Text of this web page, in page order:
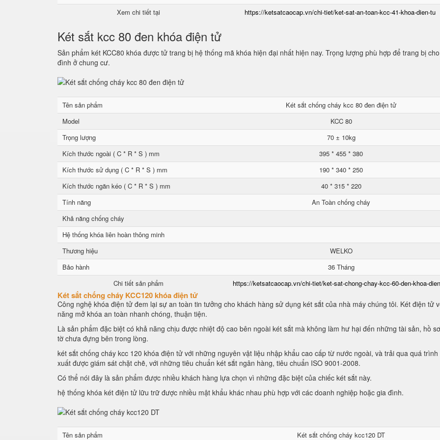
Xem chi tiết tại
https://ketsatcaocap.vn/chi-tiet/ket-sat-an-toan-kcc-41-khoa-dien-tu
Két sắt kcc 80 đen khóa điện tử
Sản phẩm két KCC80 khóa được tử trang bị hệ thống mã khóa hiện đại nhất hiện nay. Trọng lượng phù hợp để trang bị
đình ở chung cư.
Tên sản phẩm
Két sắt chống cháy kcc 80 đen điện tử
Model
KCC 80
Trọng lượng
70 ± 10kg
Kích thước ngoài ( C * R * S ) mm
395 * 455 * 380
Kích thước sử dụng ( C * R * S ) mm
190 * 340 * 250
Kích thước ngăn kéo ( C * R * S ) mm
40 * 315 * 220
Tính năng
An Toàn chống cháy
Khả năng chống cháy
Hệ thống khóa liên hoàn thông minh
Thương hiệu
WELKO
Bảo hành
36 Tháng
Chi tiết sản phẩm
https://ketsatcaocap.vn/chi-tiet/ket-sat-chong-chay-kcc-60-den-khoa-
Két sắt chống cháy KCC120 khóa điện tử
Công nghệ khóa điện tử đem lại sự an toàn tin tưởng cho khách hàng sử dụng két sắt của nhà máy chúng tôi. Két điện tử
năng mở khóa an toàn nhanh chóng, thuận tiện.
Là sản phẩm đặc biệt có khả năng chịu được nhiệt độ cao bên ngoài két sắt mà không làm hư hại đến những tài sản, hồ
tờ chưa đựng bên trong lòng.
két sắt chống cháy kcc 120 khóa điện tử với những nguyên vật liệu nhập khẩu cao cấp từ nước ngoài, và trải qua quá trình
xuất được giám sát chặt chẽ, với những tiêu chuẩn két sắt ngân hàng, tiêu chuẩn ISO 9001-2008.
Có thể nói đây là sản phẩm được nhiều khách hàng lựa chọn vì những đặc biệt của chiếc két sắt này.
hệ thống khóa két điện tử lữu trữ được nhiều mật khẩu khác nhau phù hợp với các doanh nghiệp hoặc gia đình.
Tên sản phẩm Két sắt chống cháy kcc120 DT